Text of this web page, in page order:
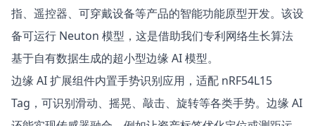
指、遥控器、可穿戴设备等产品的智能功能原型开发。该设
备可运行 Neuton 模型，这是借助我们专利网络生长算法
基于自有数据生成的超小型边缘 AI 模型。
边缘 AI 扩展组件内置手势识别应用，适配 nRF54L15
Tag，可识别滑动、摇晃、敲击、旋转等各类手势。边缘 AI